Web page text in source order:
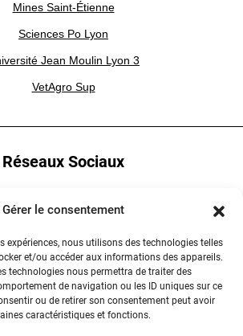
Gérer le consentement
expériences, nous utilisons des technologies telles
et/ou accéder aux informations des appareils.
technologies nous permettra de traiter des
de navigation ou les ID uniques sur ce
ou de retirer son consentement peut avoir
caractéristiques et fonctions.
Mines Saint-Étienne
Sciences Po Lyon
Jean Moulin Lyon 3
VetAgro Sup
Réseaux Sociaux
Instagram